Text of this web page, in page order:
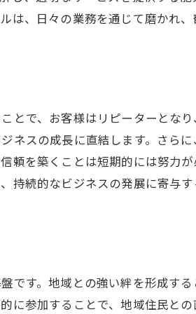
は、日々の業務を通じて磨かれ
とで、お客様はリピーターとなり
ネスの成長に直結します。さら
頼を築くことは短期的には努力
持続的なビジネスの発展に寄与す
す。地域との強い絆を形成する
に参加することで、地域住民と